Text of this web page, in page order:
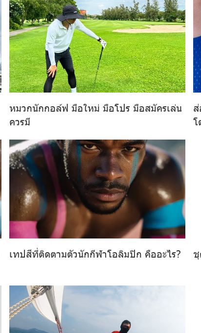
หมวกนักกอล์ฟ มือใหม่ มือโปร มือสมัครเล่น
ควรมี
โ
เทปสีที่ติดตามตัวนักกีฬาโอลิมปิก คืออะไร? ชุ